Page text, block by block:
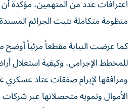
اعترافات عدد من المتهمين، مؤكدة
منظومة متكاملة تثبت الجرائم
كما عرضت النيابة مقطعاً مرئياً أوضح
للمخطط الإجرامي، وكيفية استغلال
ومرافقها لإبرام صفقات عتاد عسكري
الأموال وتمويه متحصلاتها عبر